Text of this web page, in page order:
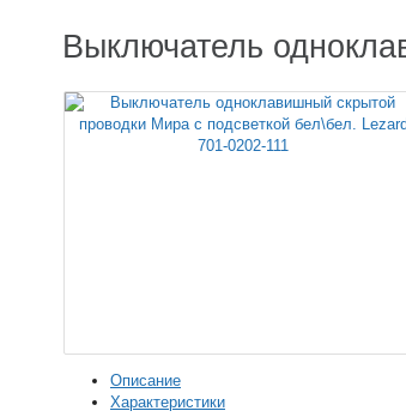
Выключатель
Описание
Характеристики